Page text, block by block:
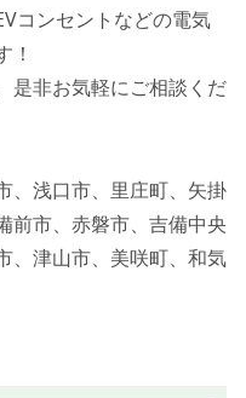
コンセントなどの電気
！
是非お気軽にご相談くだ
、浅口市、里庄町、矢掛
前市、赤磐市、吉備中央
、津山市、美咲町、和気